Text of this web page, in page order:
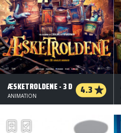
ÆSKETROLDENE - 3 D 4.3
ANIMATION